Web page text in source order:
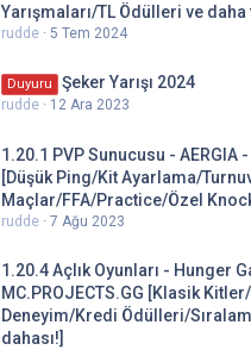
Yarışmaları/TL Ödülleri ve daha
rudde 5 Tem 2024
Duyuru Şeker Yarışı 2024
rudde 12 Ara 2023
1.20.1 PVP Sunucusu - AERGIA -
[Düşük Ping/Kit Ayarlama/
Maçlar/FFA/Practice/Özel
rudde 7 Ağu 2023
1.20.4 Açlık Oyunları - Hunger
MC.PROJECTS.GG [Klasik
Deneyim/Kredi Ödülleri/
dahası!]